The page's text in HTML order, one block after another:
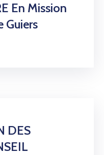
En Mission
Guiers
DES